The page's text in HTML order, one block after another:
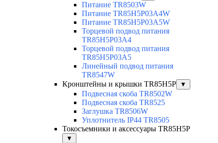
Питание TR8503W
Питание TR85H5P03A4W
Питание TR85H5P03A5W
Торцевой подвод питания
TR85H5P03A4
Торцевой подвод питания
TR85H5P03A5
Линейный подвод питания
TR8547W
Кронштейны и крышки TR85H5P
▼
Подвесная скоба TR8502W
Подвесная скоба TR8525
Заглушка TR8506W
Уплотнитель IP44 TR8505
Токосъемники и аксессуары TR85H5P
▼